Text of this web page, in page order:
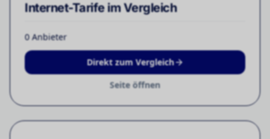
Internet-Tarife im Vergleich
0Anbieter
Direkt zum Vergleich
Seite öffnen